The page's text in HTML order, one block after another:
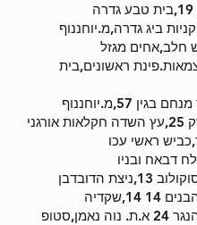
ביג גדרה,מ.יוחננוף
חלב,אחים מגזל
ראשונים,בית
57,מ.יוחננוף
ראשי עכו
דבאח ובניו
הדובדבן
הוד השרון,הנגר 24 א.ת. נוה נאמן,סטופ